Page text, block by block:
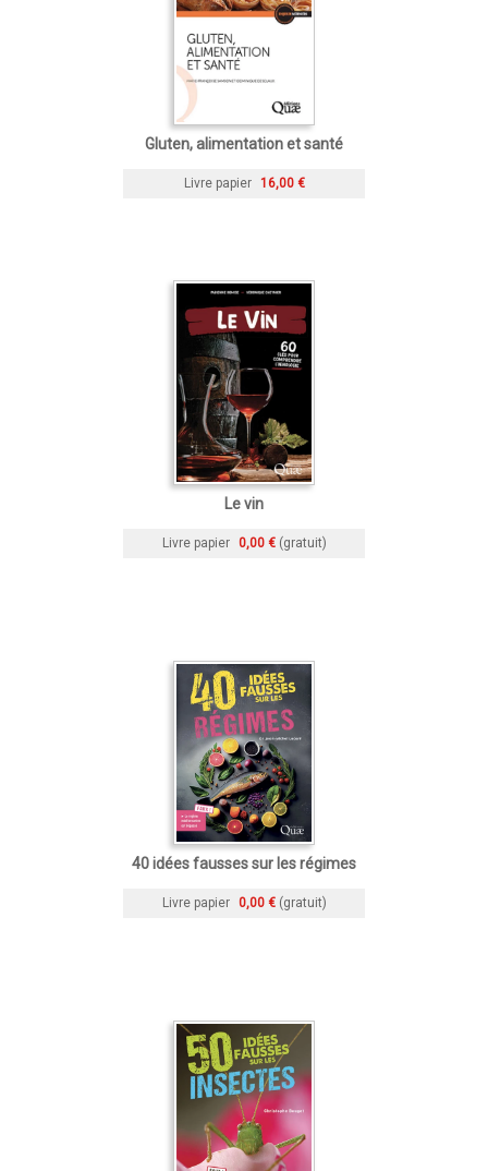
Gluten, alimentation et santé
Livre papier 16,00 €
Le vin
Livre papier 0,00 € (gratuit)
40 idées fausses sur les régimes
Livre papier 0,00 € (gratuit)